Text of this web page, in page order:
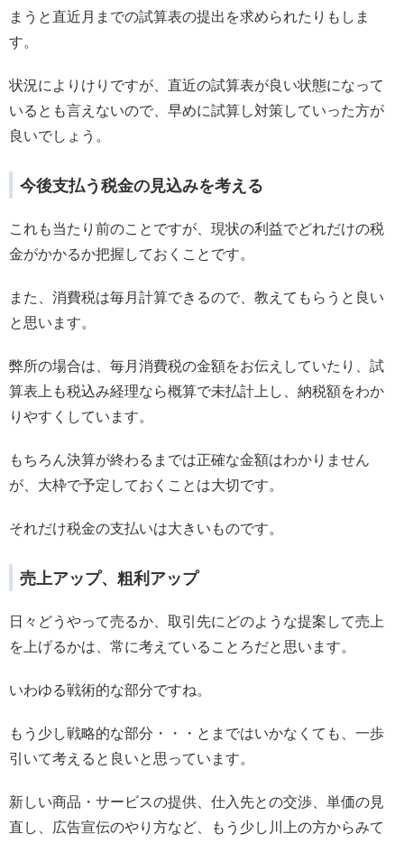
まうと直近月までの試算表の提出を求められたりもしま
す。
状況によりけりですが、直近の試算表が良い状態になって
いるとも言えないので、早めに試算し対策していった方が
良いでしょう。
今後支払う税金の見込みを考える
これも当たり前のことですが、現状の利益でどれだけの税
金がかかるか把握しておくことです。
また、消費税は毎月計算できるので、教えてもらうと良い
と思います。
弊所の場合は、毎月消費税の金額をお伝えしていたり、試
算表上も税込み経理なら概算で未払計上し、納税額をわか
りやすくしています。
もちろん決算が終わるまでは正確な金額はわかりません
が、大枠で予定しておくことは大切です。
それだけ税金の支払いは大きいものです。
売上アップ、粗利アップ
日々どうやって売るか、取引先にどのような提案して売上
を上げるかは、常に考えていることろだと思います。
いわゆる戦術的な部分ですね。
もう少し戦略的な部分・・・とまではいかなくても、一歩
引いて考えると良いと思っています。
新しい商品・サービスの提供、仕入先との交渉、単価の見
直し、広告宣伝のやり方など、もう少し川上の方からみて